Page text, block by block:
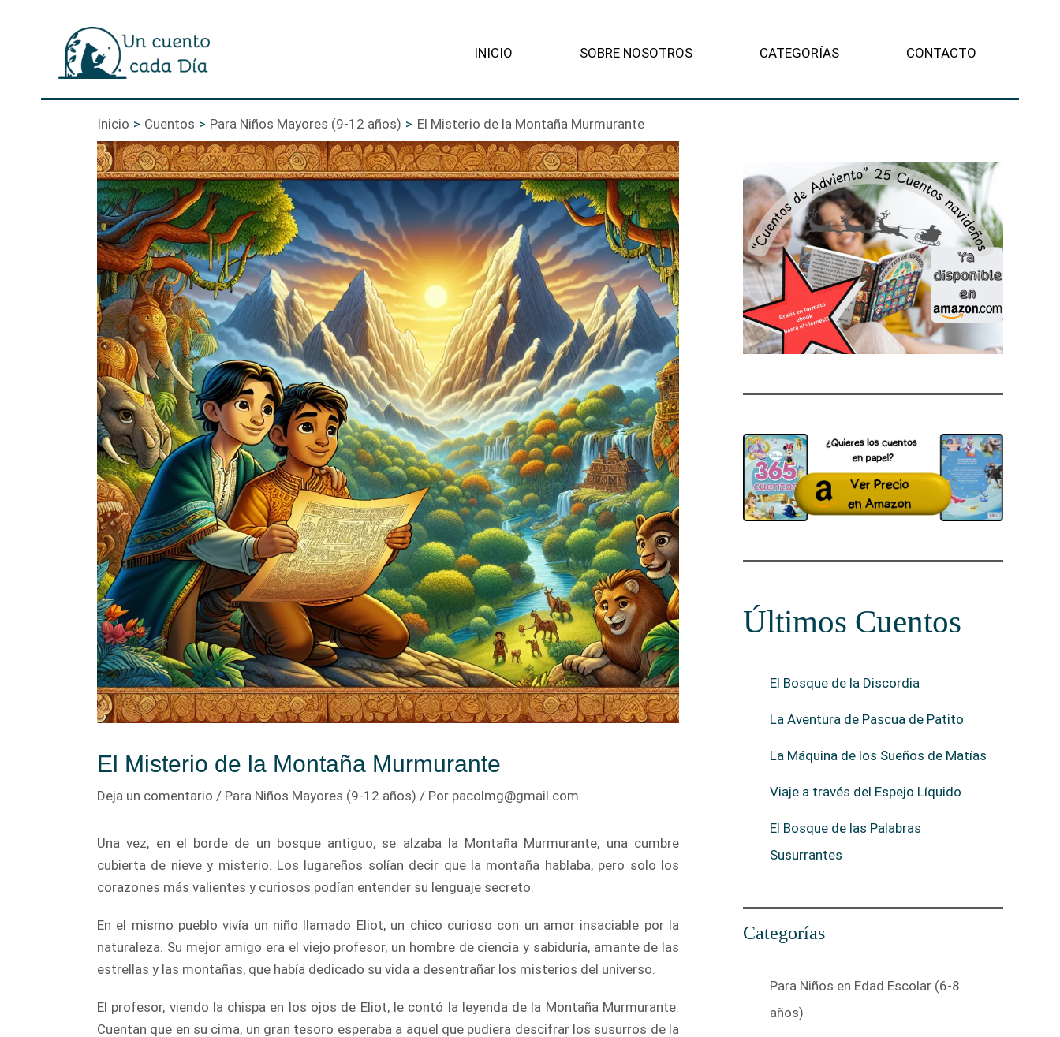
INICIO SOBRE NOSOTROS CATEGORÍAS CONTACTO
Inicio Cuentos Para Niños Mayores (9-12 años) El Misterio de la Montaña Murmurante
El Misterio de la Montaña Murmurante
Deja un comentario / Para Niños Mayores (9-12 años) / Por pacolmg@gmail.com
Una vez, en el borde de un bosque antiguo, se alzaba la Montaña Murmurante, una cumbre
cubierta de nieve y misterio. Los lugareños solían decir que la montaña hablaba, pero solo los
corazones más valientes y curiosos podían entender su lenguaje secreto.
En el mismo pueblo vivía un niño llamado Eliot, un chico curioso con un amor insaciable por la
naturaleza. Su mejor amigo era el viejo profesor, un hombre de ciencia y sabiduría, amante de las
estrellas y las montañas, que había dedicado su vida a desentrañar los misterios del universo.
El profesor, viendo la chispa en los ojos de Eliot, le contó la leyenda de la Montaña Murmurante.
Cuentan que en su cima, un gran tesoro esperaba a aquel que pudiera descifrar los susurros de la
Últimos Cuentos
El Bosque de la Discordia
La Aventura de Pascua de Patito
La Máquina de los Sueños de Matías
Viaje a través del Espejo Líquido
El Bosque de las Palabras
Susurrantes
Categorías
Para Niños en Edad Escolar (6-8
años)